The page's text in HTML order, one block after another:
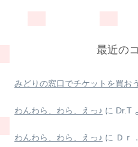
最近の
みどりの窓口でチケットを買お
わんわら、わら、えっ♪ に Dr.T
わんわら、わら、えっ♪ に Ｄｒ